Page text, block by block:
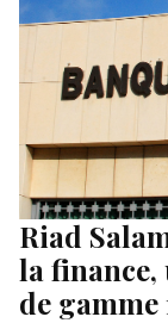
Riad
la finance,
de gamme